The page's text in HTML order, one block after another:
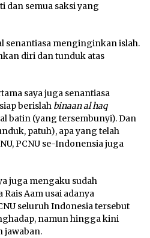
dan semua saksi yang
senantiasa menginginkan islah.
diri dan tunduk atas
saya juga senantiasa
berislah binaan al haq
batin (yang tersembunyi). Dan
patuh), apa yang telah
PCNU se-Indonensia juga
juga mengaku sudah
Aam usai adanya
seluruh Indonesia tersebut
namun hingga kini
jawaban.